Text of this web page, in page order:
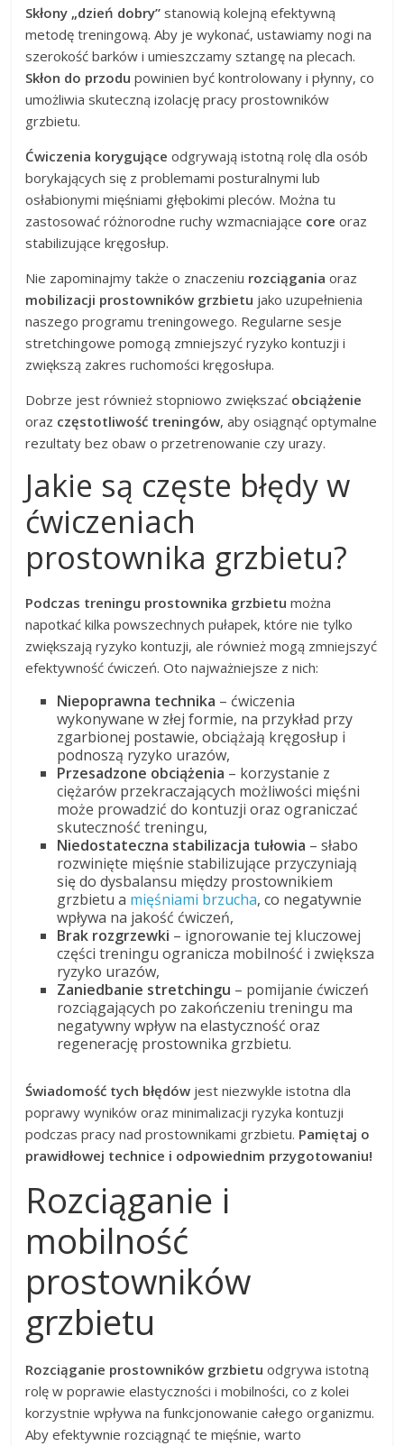
Skłony „dzień dobry” stanowią kolejną efektywną
metodę treningową. Aby je wykonać, ustawiamy nogi na
szerokość barków i umieszczamy sztangę na plecach.
Skłon do przodu powinien być kontrolowany i płynny, co
umożliwia skuteczną izolację pracy prostowników
grzbietu.
Ćwiczenia korygujące odgrywają istotną rolę dla osób
borykających się z problemami posturalnymi lub
osłabionymi mięśniami głębokimi pleców. Można tu
zastosować różnorodne ruchy wzmacniające core oraz
stabilizujące kręgosłup.
Nie zapominajmy także o znaczeniu rozciągania oraz
mobilizacji prostowników grzbietu jako uzupełnienia
naszego programu treningowego. Regularne sesje
stretchingowe pomogą zmniejszyć ryzyko kontuzji i
zwiększą zakres ruchomości kręgosłupa.
Dobrze jest również stopniowo zwiększać obciążenie
oraz częstotliwość treningów, aby osiągnąć optymalne
rezultaty bez obaw o przetrenowanie czy urazy.
Jakie są częste błędy w
ćwiczeniach
prostownika grzbietu?
Podczas treningu prostownika grzbietu można
napotkać kilka powszechnych pułapek, które nie tylko
zwiększają ryzyko kontuzji, ale również mogą zmniejszyć
efektywność ćwiczeń. Oto najważniejsze z nich:
Niepoprawna technika – ćwiczenia
wykonywane w złej formie, na przykład przy
zgarbionej postawie, obciążają kręgosłup i
podnoszą ryzyko urazów,
Przesadzone obciążenia – korzystanie z
ciężarów przekraczających możliwości mięśni
może prowadzić do kontuzji oraz ograniczać
skuteczność treningu,
Niedostateczna stabilizacja tułowia – słabo
rozwinięte mięśnie stabilizujące przyczyniają
się do dysbalansu między prostownikiem
grzbietu a mięśniami brzucha, co negatywnie
wpływa na jakość ćwiczeń,
Brak rozgrzewki – ignorowanie tej kluczowej
części treningu ogranicza mobilność i zwiększa
ryzyko urazów,
Zaniedbanie stretchingu – pomijanie ćwiczeń
rozciągających po zakończeniu treningu ma
negatywny wpływ na elastyczność oraz
regenerację prostownika grzbietu.
Świadomość tych błędów jest niezwykle istotna dla
poprawy wyników oraz minimalizacji ryzyka kontuzji
podczas pracy nad prostownikami grzbietu. Pamiętaj o
prawidłowej technice i odpowiednim przygotowaniu!
Rozciąganie i
mobilność
prostowników
grzbietu
Rozciąganie prostowników grzbietu odgrywa istotną
rolę w poprawie elastyczności i mobilności, co z kolei
korzystnie wpływa na funkcjonowanie całego organizmu.
Aby efektywnie rozciągnąć te mięśnie, warto